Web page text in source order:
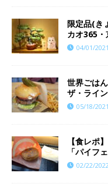
限定品(き
カオ365・
04/01/2021
世界ごは
ザ・ライン
05/18/2021
【食レポ
「パイフ
02/22/2022